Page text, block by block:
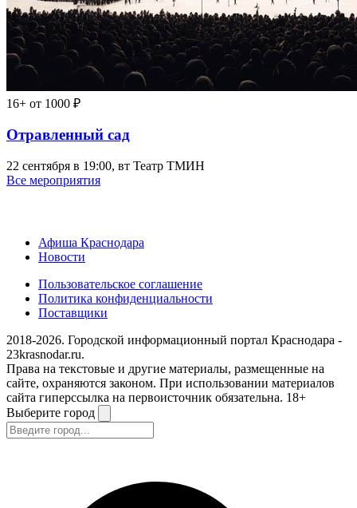
16+ от 1000 ₽
Отравленный сад
22 сентября в 19:00, вт Театр ТМИН
Все мероприятия
Афиша Краснодара
Новости
Пользовательское соглашение
Политика конфиденциальности
Поставщики
2018-2026. Городской информационный портал Краснодара -
23krasnodar.ru.
Права на текстовые и другие материалы, размещенные на
сайте, охраняются законом. При использовании материалов
сайта гиперссылка на первоисточник обязательна. 18+
Выберите город